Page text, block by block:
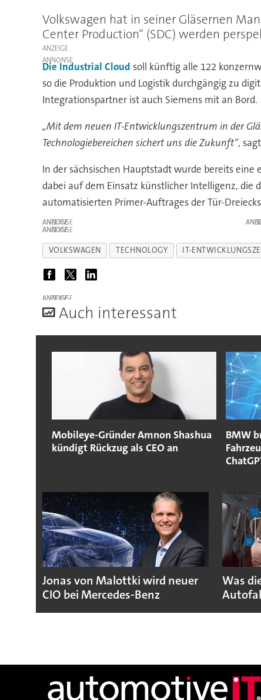
Volkswagen hat in seiner Gläsernen
Center Production“ (SDC) werden
ANZEIGE
Die Industrial Cloud soll künftig alle 122
so die Produktion und Logistik durchgängig zu
Integrationspartner ist auch Siemens mit an Bord.
„Mit dem neuen IT-Entwicklungszentrum in der
Technologiebereichen sichert uns die Zukunft“,
In der sächsischen Hauptstadt wurde bereits
dabei auf dem Einsatz künstlicher Intelligenz, die
automatisierten Primer-Auftrages der Tür-
ANZEIGE
ANZEIGE
VOLKSWAGEN TECHNOLOGY IT-
ANZEIGE
Auch interessant
Mobileye-Gründer Amnon Shashua
kündigt Rückzug als CEO an
BMW
Jonas von Malottki wird neuer
CIO bei Mercedes-Benz
Was